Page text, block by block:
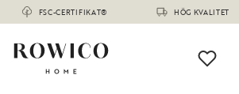
FSC-CERTIFIKAT® HÖG KVALITET